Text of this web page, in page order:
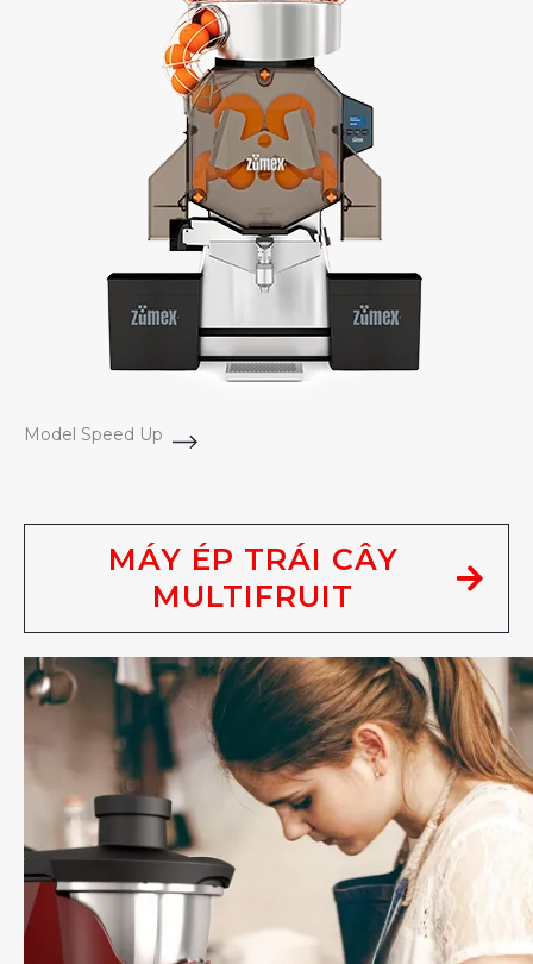
Model Speed Up
MÁY ÉP TRÁI CÂY
MULTIFRUIT